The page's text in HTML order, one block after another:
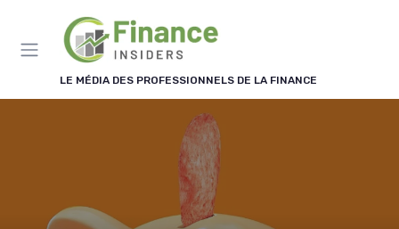
LE MÉDIA DES PROFESSIONNELS DE LA FINANCE